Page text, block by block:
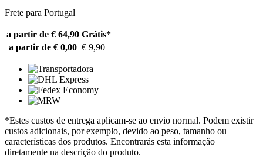
Frete para Portugal
a partir de € 64,90 Grátis*
a partir de € 0,00 € 9,90
*Estes custos de entrega aplicam-se ao envio normal. Podem existir
custos adicionais, por exemplo, devido ao peso, tamanho ou
características dos produtos. Encontrarás esta informação
diretamente na descrição do produto.